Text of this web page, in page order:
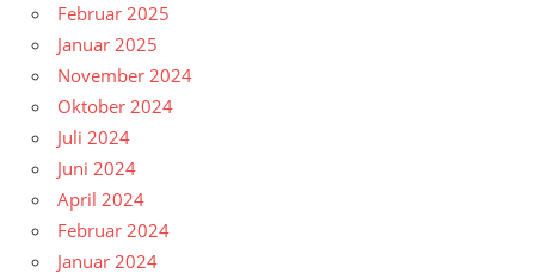
Februar 2025
Januar 2025
November 2024
Oktober 2024
Juli 2024
Juni 2024
April 2024
Februar 2024
Januar 2024